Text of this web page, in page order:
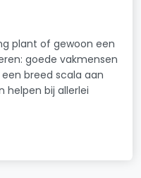
plant of gewoon een
goede vakmensen
breed scala aan
helpen bij allerlei